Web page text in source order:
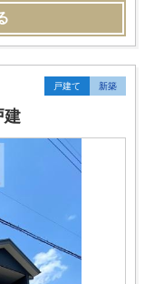
戸建て 新築
建